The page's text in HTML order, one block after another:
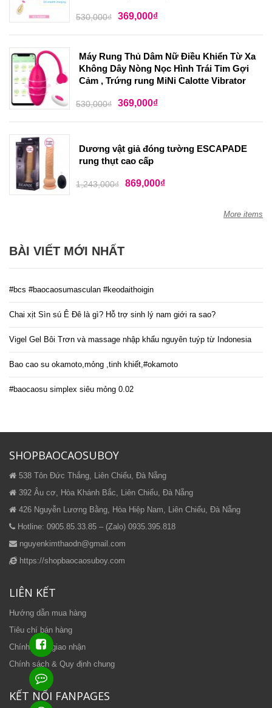
530,000₫ 369,000₫
Máy Rung Thủ Dâm Nữ Điều Khiển Từ Xa
Không Dây Nòng Nọc Hình Trái Tim Gợi
Cảm , Trứng rung MiNi Calotte Vibrator
530,000₫ 369,000₫
Dương vật giả đóng tường ESCAPADE
rung thụt cao cấp
1,243,000₫ 869,000₫
More items
BÀI VIẾT MỚI NHẤT
#bcs #baocaosumasculan #keodaithoigin
Chai xịt Sìn sú Ê Đê là gì? Hỗ trợ sinh lý nam giới ra sao?
Vigel Gel Bôi Trơn và massage nhập khẩu nguyên tuýp từ Indonesia
Bao cao su okamoto,mỏng ,tinh khiết,#okamoto
#baocaosu simplex siêu mỏng 0.02
SHOPBAOCAOSUBOY
538 Tôn Đức Thắng, Liên Chiểu, Đà Nẵng
392 Âu cơ, Hòa Khánh Bắc, Liên Chiểu, Đà Nẵng
426 Nguyễn Lương Bằng, Hòa Hiệp Nam, Liên Chiểu, Đà Nẵng
Hotline: 0905.85.33.85 – (Zalo) 0935.395.818
nguyenkimthaodn@gmail.com
https://shopbaocaosuboy.com
LIÊN KẾT
Hướng dẫn mua hàng
Tiêu chí bán hàng
Chính sách giao nhận
Chính sách & Quy định chung
KẾT NỐI FANPAGES